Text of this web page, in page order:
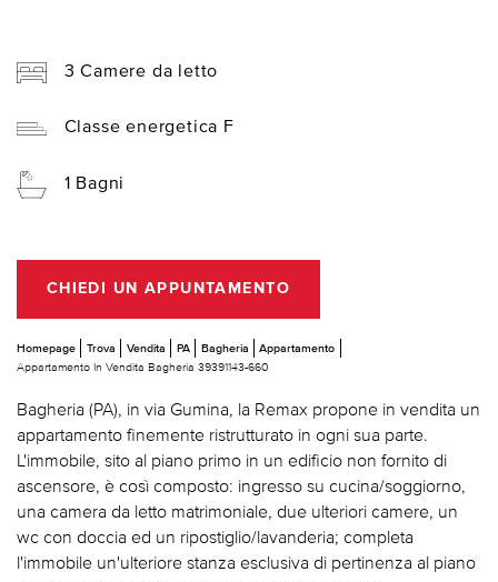
3 Camere da letto
Classe energetica F
1 Bagni
CHIEDI UN APPUNTAMENTO
Homepage Trova Vendita PA Bagheria
Appartamento
Appartamento In Vendita Bagheria 39391143-660
Bagheria (PA), in via Gumina, la Remax propone in vendita un
appartamento finemente ristrutturato in ogni sua parte.
L'immobile, sito al piano primo in un edificio non fornito di
ascensore, è così composto: ingresso su cucina/soggiorno,
una camera da letto matrimoniale, due ulteriori camere, un
wc con doccia ed un ripostiglio/lavanderia; completa
l'immobile un'ulteriore stanza esclusiva di pertinenza al piano